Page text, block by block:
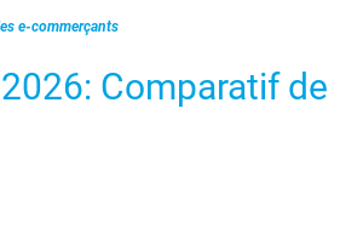
e-commerçants
Comparatif de